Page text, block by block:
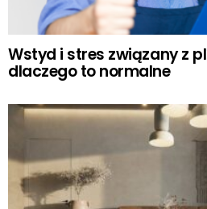
Wstyd i stres związany z
dlaczego to normalne